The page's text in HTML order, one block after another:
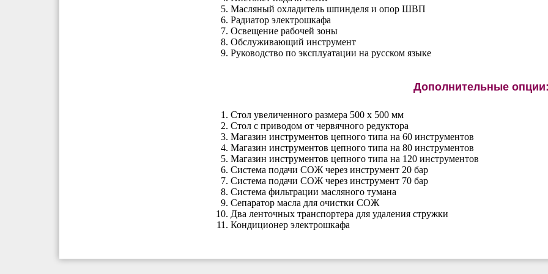
Масляный охладитель шпинделя и опор ШВП
Радиатор электрошкафа
Освещение рабочей зоны
Обслуживающий инструмент
Руководство по эксплуатации на русском языке
Дополнительные
Стол увеличенного размера 500 х 500 мм
Стол с приводом от червячного редуктора
Магазин инструментов цепного типа на 60 инструментов
Магазин инструментов цепного типа на 80 инструментов
Магазин инструментов цепного типа на 120 инструментов
Система подачи СОЖ через инструмент 20 бар
Система подачи СОЖ через инструмент 70 бар
Система фильтрации масляного тумана
Сепаратор масла для очистки СОЖ
Два ленточных транспортера для удаления стружки
Кондиционер электрошкафа